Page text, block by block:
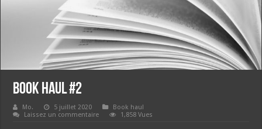
Book haul #2
Mo. 5 juillet 2020
Book haul
Laissez un commentaire
1,858 Vues